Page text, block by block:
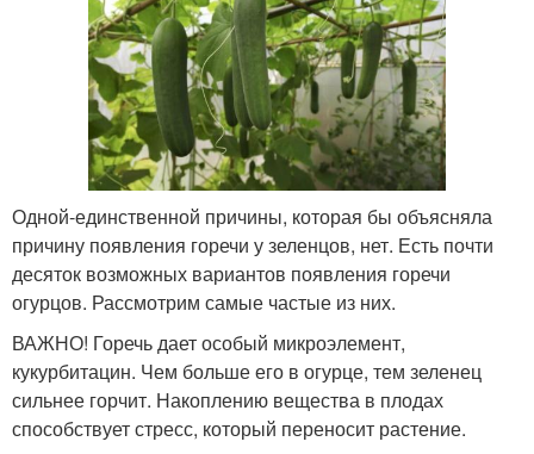
Одной-единственной причины, которая бы объясняла
причину появления горечи у зеленцов, нет. Есть почти
десяток возможных вариантов появления горечи
огурцов. Рассмотрим самые частые из них.
ВАЖНО! Горечь дает особый микроэлемент,
кукурбитацин. Чем больше его в огурце, тем зеленец
сильнее горчит. Накоплению вещества в плодах
способствует стресс, который переносит растение.